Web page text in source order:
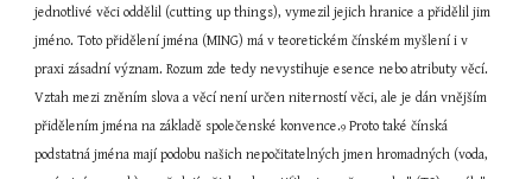
jednotlivé věci oddělil (cutting up things), vymezil jejich hranice a přidělil jim
jméno. Toto přidělení jména (MING) má v teoretickém čínském myšlení i v
praxi zásadní význam. Rozum zde tedy nevystihuje esence nebo atributy věcí.
Vztah mezi zněním slova a věcí není určen niterností věci, ale je dán vnějším
přidělením jména na základě společenské konvence.9 Proto také čínská
podstatná jména mají podobu našich nepočitatelných jmen hromadných (voda,